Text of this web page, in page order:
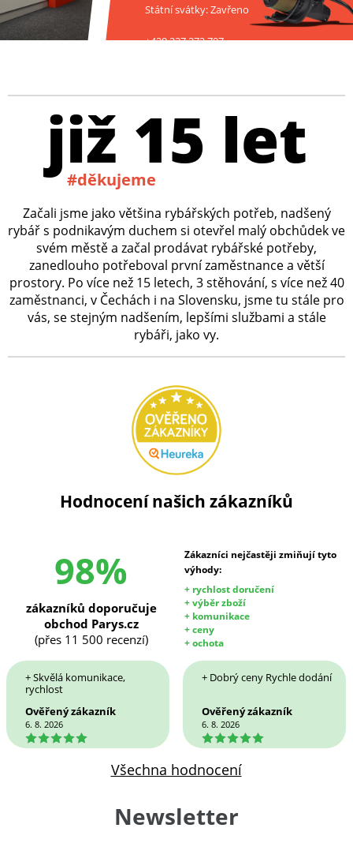
Státní svátky: Zavřeno
+420 227 272 797
již 15 let
#děkujeme
Začali jsme jako většina rybářských potřeb, nadšený
rybář s podnikavým duchem si otevřel malý obchůdek ve
svém městě a začal prodávat rybářské potřeby,
zanedlouho potřeboval první zaměstnance a větší
prostory. Po více než 15 letech, 3 stěhování, s více než 40
zaměstnanci, v Čechách i na Slovensku, jsme tu stále pro
vás, se stejným nadšením, lepšími službami a stále
rybáři, jako vy.
Hodnocení našich zákazníků
98%
Zákazníci nejčastěji zmiňují tyto
výhody:
+ rychlost doručení
+ výběr zboží
+ komunikace
+ ceny
+ ochota
zákazníků doporučuje
obchod Parys.cz
(přes 11 500 recenzí)
+ Skvělá komunikace,
rychlost
Ověřený zákazník
6. 8. 2026
5
+ Dobrý ceny Rychle dodání
Ověřený zákazník
6. 8. 2026
5
Všechna hodnocení
Newsletter